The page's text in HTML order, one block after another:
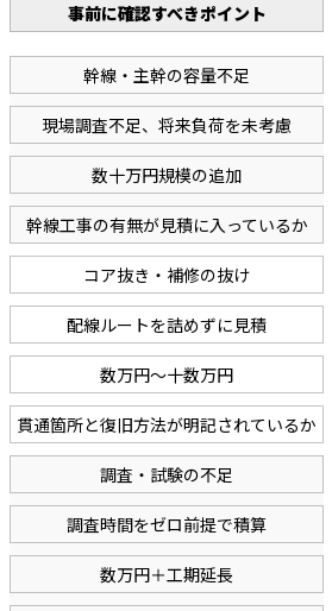
事前に確認すべきポイント
幹線・主幹の容量不足
現場調査不足、将来負荷を未考慮
数十万円規模の追加
幹線工事の有無が見積に入っているか
コア抜き・補修の抜け
配線ルートを詰めずに見積
数万円〜十数万円
貫通箇所と復旧方法が明記されているか
調査・試験の不足
調査時間をゼロ前提で積算
数万円＋工期延長